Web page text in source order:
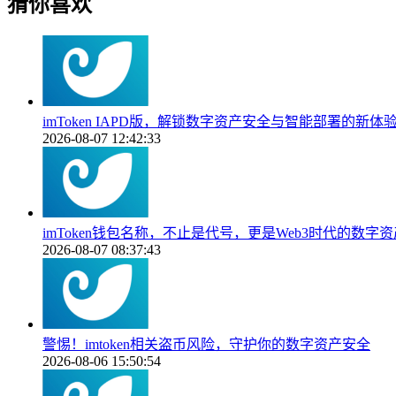
imToken IAPD版，解锁数字资产安全与智能部署的新体
2026-08-07 12:42:33
imToken钱包名称，不止是代号，更是Web3时代的数字
2026-08-07 08:37:43
警惕！imtoken相关盗币风险，守护你的数字资产安全
2026-08-06 15:50:54